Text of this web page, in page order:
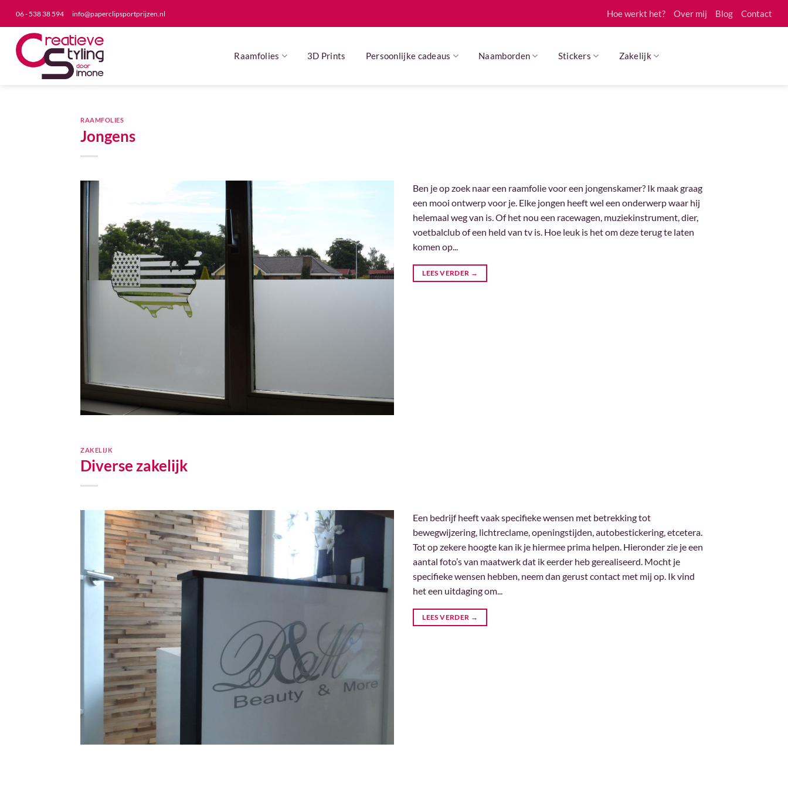
06 - 538 38 594 info@paperclipsportprijzen.nl Hoe werkt het? Over mij Blog Contact
Raamfolies 3D Prints Persoonlijke cadeaus Naamborden Stickers Zakelijk
RAAMFOLIES
Jongens
Ben je op zoek naar een raamfolie voor een jongenskamer? Ik maak graag
een mooi ontwerp voor je. Elke jongen heeft wel een onderwerp waar hij
helemaal weg van is. Of het nou een racewagen, muziekinstrument, dier,
voetbalclub of een held van tv is. Hoe leuk is het om deze terug te laten
komen op...
LEES VERDER →
ZAKELIJK
Diverse zakelijk
Een bedrijf heeft vaak specifieke wensen met betrekking tot
bewegwijzering, lichtreclame, openingstijden, autobestickering, etcetera.
Tot op zekere hoogte kan ik je hiermee prima helpen. Hieronder zie je een
aantal foto’s van maatwerk dat ik eerder heb gerealiseerd. Mocht je
specifieke wensen hebben, neem dan gerust contact met mij op. Ik vind
het een uitdaging om...
LEES VERDER →